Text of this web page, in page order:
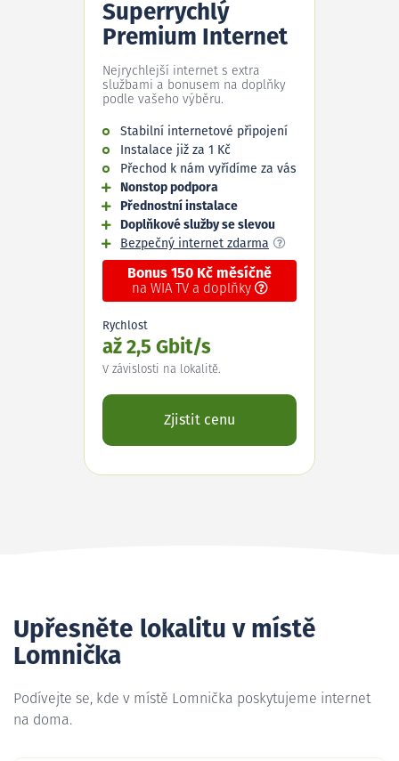
Superrychlý
Premium Internet
Nejrychlejší internet s extra
službami a bonusem na doplňky
podle vašeho výběru.
Stabilní internetové připojení
Instalace již za 1 Kč
Přechod k nám vyřídíme za vás
Nonstop podpora
Přednostní instalace
Doplňkové služby se slevou
Bezpečný internet zdarma
Bonus 150 Kč měsíčně
na WIA TV a doplňky
Rychlost
až 2,5 Gbit/s
V závislosti na lokalitě.
Zjistit cenu
Upřesněte lokalitu v místě
Lomnička
Podívejte se, kde v místě Lomnička poskytujeme internet
na doma.